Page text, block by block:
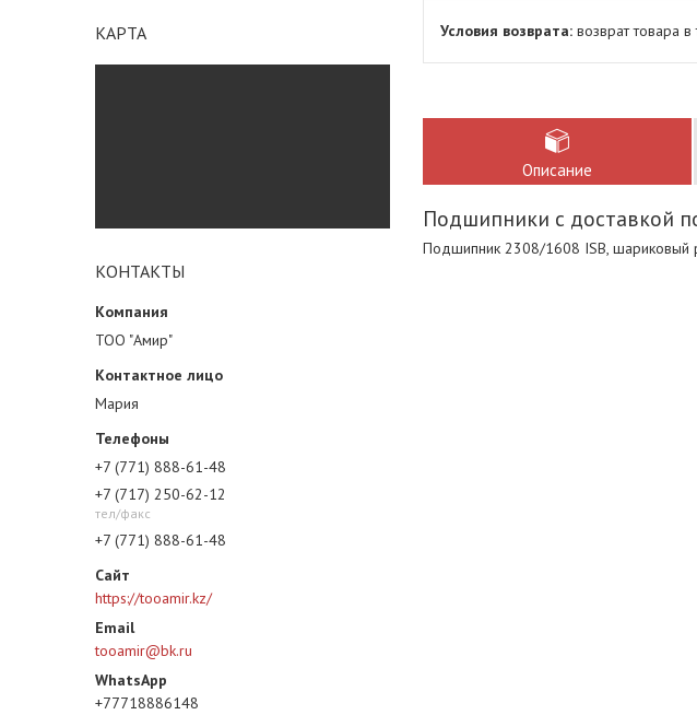
КАРТА
КОНТАКТЫ
ТОО "Амир"
Мария
+7 (771) 888-61-48
+7 (717) 250-62-12
тел/факс
+7 (771) 888-61-48
https://tooamir.kz/
tooamir@bk.ru
+77718886148
возврат товара
Описание
Подшипники с доставкой
Подшипник 2308/1608 ISB, шариковый